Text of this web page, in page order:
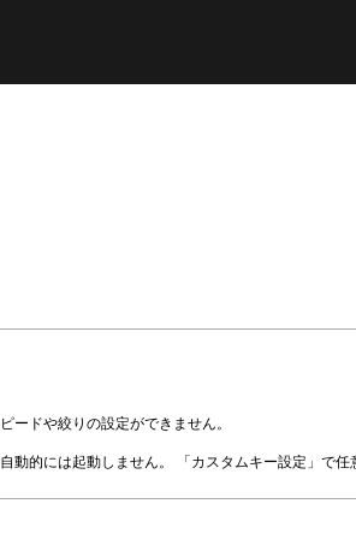
ードや絞りの設定ができません。
的には起動しません。 「カスタムキー設定」で